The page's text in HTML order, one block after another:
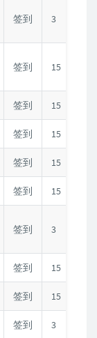
签到 3
签到 15
签到 15
签到 15
签到 15
签到 15
签到 3
签到 15
签到 15
签到 3